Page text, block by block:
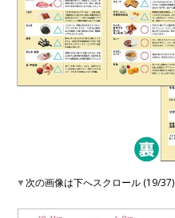
▼次の画像は下へスクロール (19/37)